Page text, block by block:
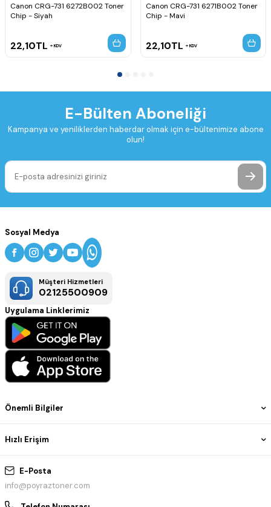
Canon CRG-731 6272B002 Toner
Chip - Siyah
22,10TL KDV
Canon CRG-731 6271B002 Toner
Chip - Mavi
22,10TL KDV
E-Bülten Aboneliği
Kampanya ve yeniliklerden haberdar olmak için e-bültenimize abone
olun!
E-Posta
info@poyraztoner.com
Önemli Bilgiler
Hızlı Erişim
Sosyal Medya
Müşteri Hizmetleri
02125500909
Uygulama Linklerimiz